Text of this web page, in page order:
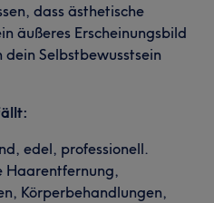
dass ästhetische
äußeres Erscheinungsbild
dein Selbstbewusstsein
edel, professionell.
Haarentfernung,
Körperbehandlungen,